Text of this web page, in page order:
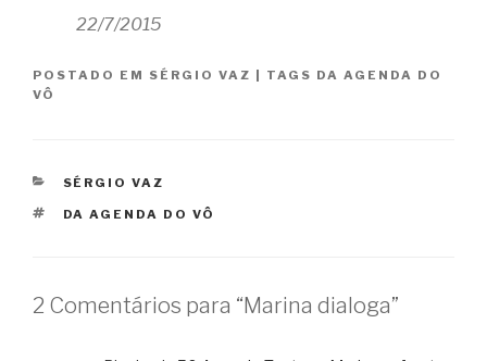
22/7/2015
POSTADO EM SÉRGIO VAZ | TAGS DA AGENDA DO
VÔ
CATEGORIAS
SÉRGIO VAZ
TAGS
DA AGENDA DO VÔ
2 Comentários para “Marina dialoga”